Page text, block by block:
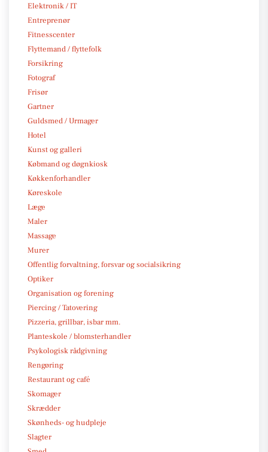
Elektronik / IT
Entreprenør
Fitnesscenter
Flyttemand / flyttefolk
Forsikring
Fotograf
Frisør
Gartner
Guldsmed / Urmager
Hotel
Kunst og galleri
Købmand og døgnkiosk
Køkkenforhandler
Køreskole
Læge
Maler
Massage
Murer
Offentlig forvaltning, forsvar og socialsikring
Optiker
Organisation og forening
Piercing / Tatovering
Pizzeria, grillbar, isbar mm.
Planteskole / blomsterhandler
Psykologisk rådgivning
Rengøring
Restaurant og café
Skomager
Skrædder
Skønheds- og hudpleje
Slagter